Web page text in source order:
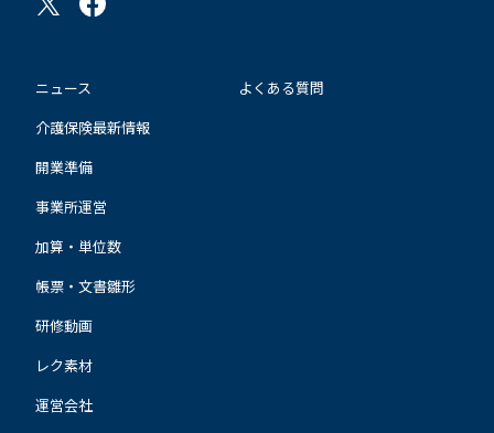
ニュース
介護保険最新情報
開業準備
事業所運営
加算・単位数
帳票・文書雛形
研修動画
レク素材
よくある質問
運営会社